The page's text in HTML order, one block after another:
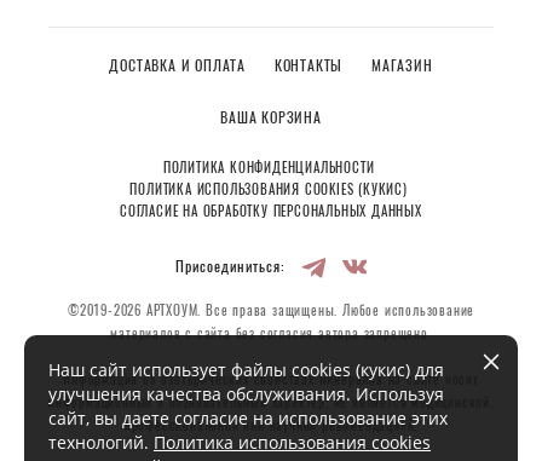
ДОСТАВКА И ОПЛАТА КОНТАКТЫ МАГАЗИН
ВАША КОРЗИНА
ПОЛИТИКА КОНФИДЕНЦИАЛЬНОСТИ
ПОЛИТИКА ИСПОЛЬЗОВАНИЯ COOKIES (КУКИС)
СОГЛАСИЕ НА ОБРАБОТКУ ПЕРСОНАЛЬНЫХ ДАННЫХ
Присоединиться:
©2019-2026 АРТХОУМ. Все права защищены. Любое использование
материалов с сайта без согласия автора запрещено.
Информация об эзотерических свойствах минералов на сайте носит
информационный и познавательный характер, не является медицинской,
профессиональной или научной рекомендацией.
Наш сайт использует файлы cookies (кукис) для
улучшения качества обслуживания. Используя
сайт, вы даете согласие на использование этих
технологий. Политика использования cookies